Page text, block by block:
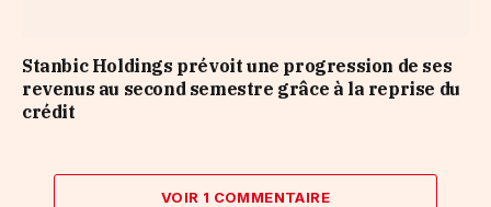
Stanbic Holdings prévoit une progression de ses
revenus au second semestre grâce à la reprise du
crédit
VOIR 1 COMMENTAIRE